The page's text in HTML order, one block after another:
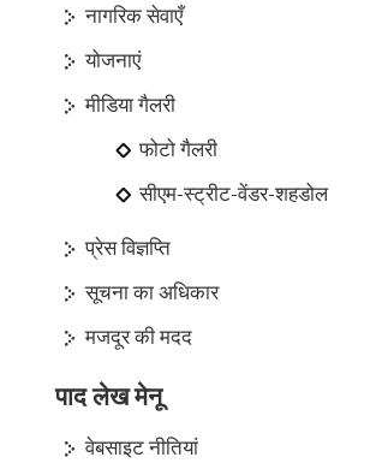
नागरिक सेवाएँ
योजनाएं
मीडिया गैलरी
फोटो गैलरी
सीएम-स्ट्रीट-वेंडर-शहडोल
प्रेस विज्ञप्ति
सूचना का अधिकार
मजदूर की मदद
पाद लेख मेनू
वेबसाइट नीतियां